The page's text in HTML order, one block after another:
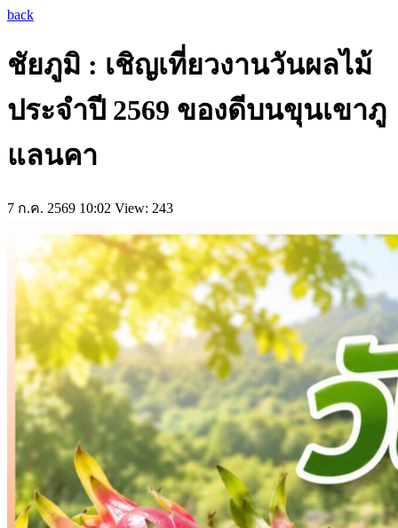
back
ชัยภูมิ : เชิญเที่ยวงานวันผลไม้
ประจำปี 2569 ของดีบนขุนเขาภู
แลนคา
7 ก.ค. 2569 10:02 View: 243